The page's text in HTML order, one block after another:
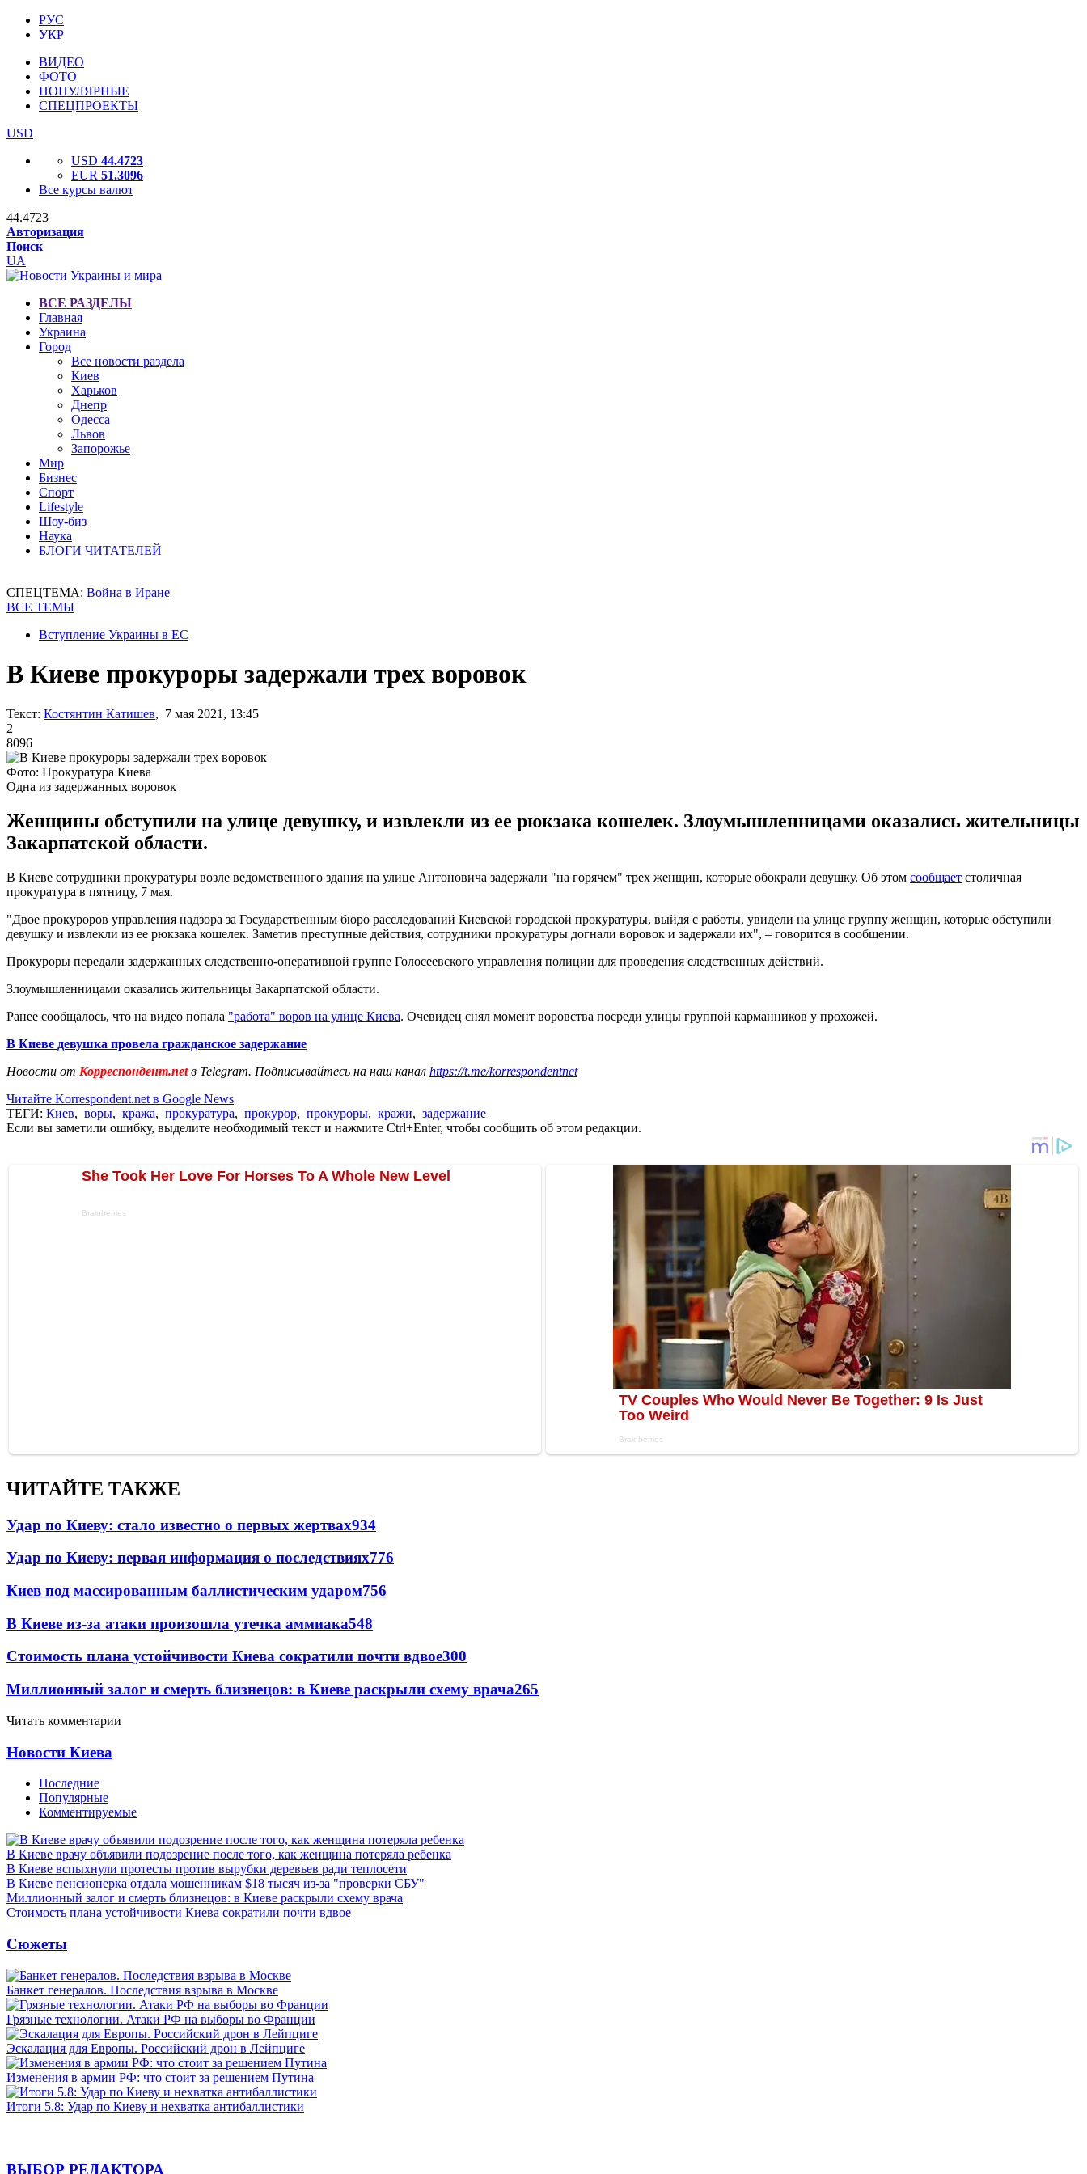
РУС
УКР
ВИДЕО
ФОТО
ПОПУЛЯРНЫЕ
СПЕЦПРОЕКТЫ
USD
USD 44.4723
EUR 51.3096
Все курсы валют
44.4723
Авторизация
Поиск
UA
ВСЕ РАЗДЕЛЫ
Главная
Украина
Город
Все новости раздела
Киев
Харьков
Днепр
Одесса
Львов
Запорожье
Мир
Бизнес
Спорт
Lifestyle
Шоу-биз
Наука
БЛОГИ ЧИТАТЕЛЕЙ
СПЕЦТЕМА: Война в Иране
ВСЕ ТЕМЫ
Вступление Украины в ЕС
В Киеве прокуроры задержали трех воровок
Текст: Костянтин Катишев, 7 мая 2021, 13:45
2
8096
Фото: Прокуратура Киева
Одна из задержанных воровок
Женщины обступили на улице девушку, и извлекли из ее рюкзака кошелек. Злоумышленницами оказались жительницы
Закарпатской области.
В Киеве сотрудники прокуратуры возле ведомственного здания на улице Антоновича задержали "на горячем" трех женщин, которые обокрали девушку. Об этом сообщает столичная
прокуратура в пятницу, 7 мая.
"Двое прокуроров управления надзора за Государственным бюро расследований Киевской городской прокуратуры, выйдя с работы, увидели на улице группу женщин, которые обступили
девушку и извлекли из ее рюкзака кошелек. Заметив преступные действия, сотрудники прокуратуры догнали воровок и задержали их", – говорится в сообщении.
Прокуроры передали задержанных следственно-оперативной группе Голосеевского управления полиции для проведения следственных действий.
Злоумышленницами оказались жительницы Закарпатской области.
Ранее сообщалось, что на видео попала "работа" воров на улице Киева. Очевидец снял момент воровства посреди улицы группой карманников у прохожей.
В Киеве девушка провела гражданское задержание
Новости от Корреспондент.netв Telegram. Подписывайтесь на наш канал https://t.me/korrespondentnet
Читайте Korrespondent.net в Google News
ТЕГИ: Киев, воры, кража, прокуратура, прокурор, прокуроры, кражи, задержание
Если вы заметили ошибку, выделите необходимый текст и нажмите Ctrl+Enter, чтобы сообщить об этом редакции.
ЧИТАЙТЕ ТАКЖЕ
Удар по Киеву: стало известно о первых жертвах934
Удар по Киеву: первая информация о последствиях776
Киев под массированным баллистическим ударом756
В Киеве из-за атаки произошла утечка аммиака548
Стоимость плана устойчивости Киева сократили почти вдвое300
Миллионный залог и смерть близнецов: в Киеве раскрыли схему врача265
Читать комментарии
Новости Киева
Последние
Популярные
Комментируемые
В Киеве врачу объявили подозрение после того, как женщина потеряла ребенка
В Киеве вспыхнули протесты против вырубки деревьев ради теплосети
В Киеве пенсионерка отдала мошенникам $18 тысяч из-за "проверки СБУ"
Миллионный залог и смерть близнецов: в Киеве раскрыли схему врача
Стоимость плана устойчивости Киева сократили почти вдвое
Сюжеты
Банкет генералов. Последствия взрыва в Москве
Грязные технологии. Атаки РФ на выборы во Франции
Эскалация для Европы. Российский дрон в Лейпциге
Изменения в армии РФ: что стоит за решением Путина
Итоги 5.8: Удар по Киеву и нехватка антибаллистики
ВЫБОР РЕДАКТОРА